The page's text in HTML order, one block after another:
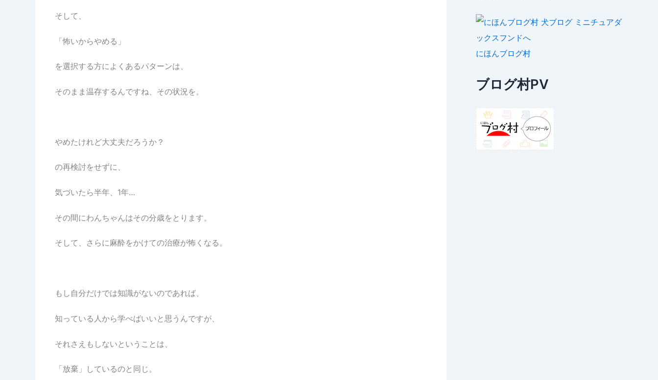
そして、
「怖いからやめる」
を選択する方によくあるパターンは、
そのまま温存するんですね、その状況を。
やめたけれど大丈夫だろうか？
の再検討をせずに、
気づいたら半年、1年…
その間にわんちゃんはその分歳をとります。
そして、さらに麻酔をかけての治療が怖くなる。
もし自分だけでは知識がないのであれば、
知っている人から学べばいいと思うんですが、
それさえもしないということは、
「放棄」しているのと同じ。
にほんブログ村
ブログ村PV